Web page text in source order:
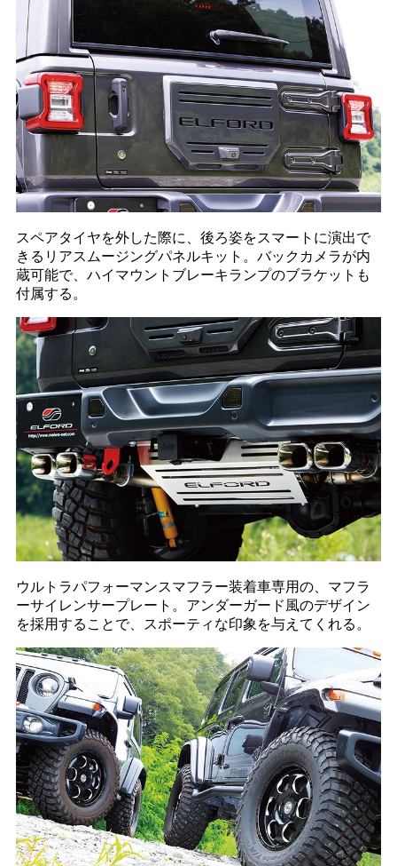
スペアタイヤを外した際に、後ろ姿をスマートに演出で
きるリアスムージングパネルキット。バックカメラが内
蔵可能で、ハイマウントブレーキランプのブラケットも
付属する。
ウルトラパフォーマンスマフラー装着車専用の、マフラ
ーサイレンサープレート。アンダーガード風のデザイン
を採用することで、スポーティな印象を与えてくれる。